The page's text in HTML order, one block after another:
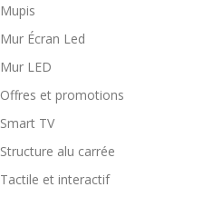
Mupis
Mur Écran Led
Mur LED
Offres et promotions
Smart TV
Structure alu carrée
Tactile et interactif